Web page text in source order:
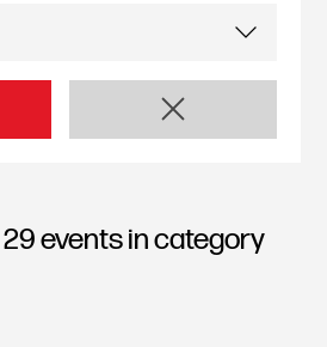
29events in category